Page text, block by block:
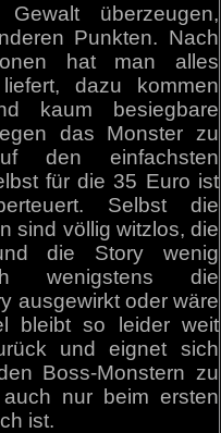
überzeugen,
Punkten. Nach
hat man alles
dazu kommen
kaum besiegbare
das Monster zu
den einfachsten
für die 35 Euro ist
Selbst die
sind völlig witzlos, die
die Story wenig
wenigstens die
ausgewirkt oder wäre
bleibt so leider weit
und eignet sich
Boss-Monstern zu
nur beim ersten
ist.